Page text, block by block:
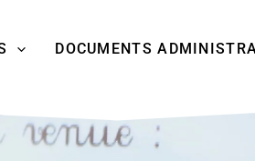
DOCUMENTS